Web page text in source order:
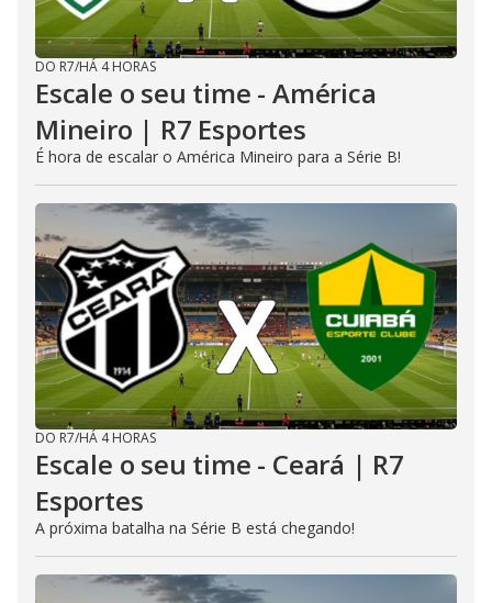
DO R7/HÁ 4 HORAS
Escale o seu time - América
Mineiro | R7 Esportes
É hora de escalar o América Mineiro para a Série B!
DO R7/HÁ 4 HORAS
Escale o seu time - Ceará | R7
Esportes
A próxima batalha na Série B está chegando!